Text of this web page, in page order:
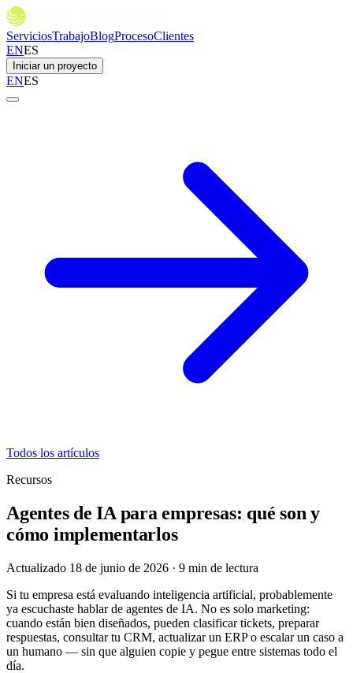
ServiciosTrabajoBlogProcesoClientes
ENES
Iniciar un proyecto
ENES
Todos los artículos
Recursos
Agentes de IA para empresas: qué son y
cómo implementarlos
Actualizado 18 de junio de 2026 · 9 min de lectura
Si tu empresa está evaluando inteligencia artificial, probablemente
ya escuchaste hablar de agentes de IA. No es solo marketing:
cuando están bien diseñados, pueden clasificar tickets, preparar
respuestas, consultar tu CRM, actualizar un ERP o escalar un caso a
un humano — sin que alguien copie y pegue entre sistemas todo el
día.